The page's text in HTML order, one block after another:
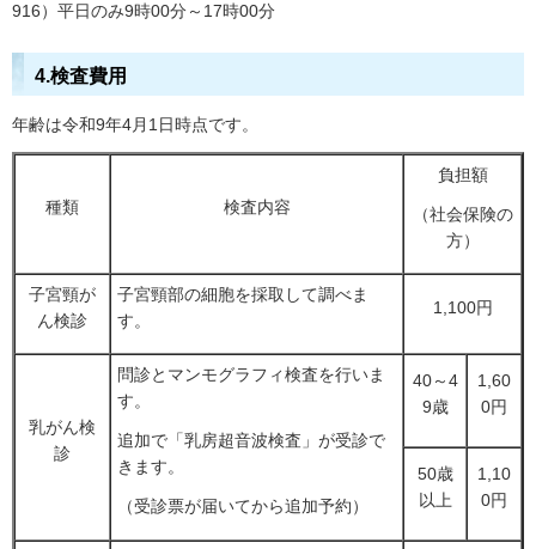
916）平日のみ9時00分～17時00分
4.検査費用
年齢は令和9年4月1日時点です。
種類 検査内容
負担額
（社会保険の
方）
子宮頸が
ん検診
子宮頸部の細胞を採取して調べま
す。
1,100円
乳がん検
診
問診とマンモグラフィ検査を行いま
す。
追加で「乳房超音波検査」が受診で
きます。
（受診票が届いてから追加予約）
40～4
9歳
1,60
0円
50歳
以上
1,10
0円